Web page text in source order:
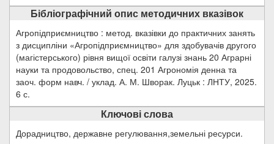
Бібліографічний опис методичних вказівок
Агропідприємництво : метод. вказівки до практичних занять
з дисципліни «Агропідприємництво» для здобувачів другого
(магістерського) рівня вищої освіти галузі знань 20 Аграрні
науки та продовольство, спец. 201 Агрономія денна та
заоч. форм навч. / уклад. А. М. Шворак. Луцьк : ЛНТУ, 2025.
6 с.
Ключові слова
Дорадництво, державне регулювання,земельні ресурси.